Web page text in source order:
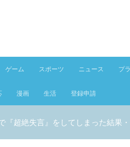
ゲーム スポーツ ニュース プ
漫画 生活 登録申請
『超絶失言』をしてしまった結果・